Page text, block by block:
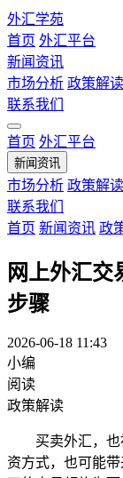
外汇学苑
首页 外汇平台
新闻资讯
市场分析 政策解读
联系我们
首页 外汇平台
新闻资讯
市场分析 政策解读
联系我们
首页 新闻资讯 政
网上外汇交
步骤
2026-06-18 11:43
小编
阅读
政策解读
买卖外汇，
资方式，也可能